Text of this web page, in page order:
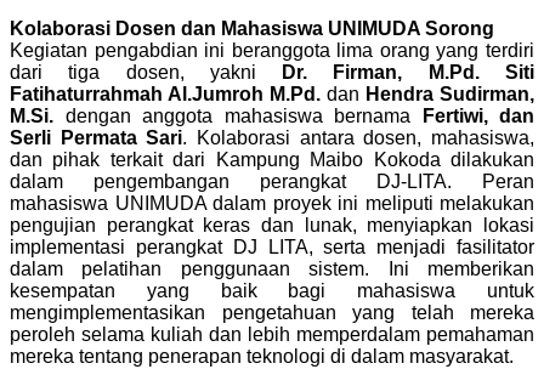
Kolaborasi Dosen dan Mahasiswa UNIMUDA Sorong
Kegiatan pengabdian ini beranggota lima orang yang terdiri
dari tiga dosen, yakni
Dr. Firman, M.Pd. Siti
Fatihaturrahmah Al.Jumroh M.Pd. dan Hendra Sudirman,
M.Si. dengan anggota mahasiswa bernama Fertiwi, dan
Serli Permata Sari. Kolaborasi antara dosen, mahasiswa,
dan pihak terkait dari Kampung Maibo Kokoda dilakukan
dalam pengembangan perangkat DJ-LITA. Peran
mahasiswa UNIMUDA dalam proyek ini meliputi melakukan
pengujian perangkat keras dan lunak, menyiapkan lokasi
implementasi perangkat DJ LITA, serta menjadi fasilitator
dalam pelatihan penggunaan sistem. Ini memberikan
kesempatan yang baik bagi mahasiswa untuk
mengimplementasikan pengetahuan yang telah mereka
peroleh selama kuliah dan lebih memperdalam pemahaman
mereka tentang penerapan teknologi di dalam masyarakat.